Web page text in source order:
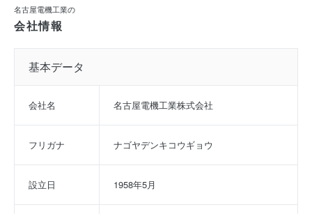
名古屋電機工業の
会社情報
基本データ
会社名 名古屋電機工業株式会社
フリガナ ナゴヤデンキコウギョウ
設立日 1958年5月